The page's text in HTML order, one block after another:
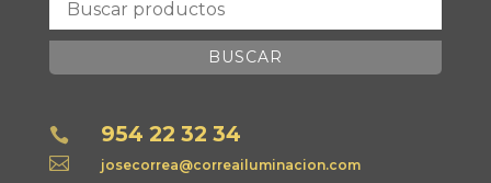
BUSCAR
 954 22 32 34
 josecorrea@correailuminacion.com